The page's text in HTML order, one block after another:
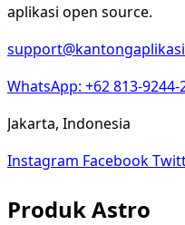
aplikasi open source.
WhatsApp: +62 813-9244-
Jakarta, Indonesia
Instagram Facebook
Produk Astro